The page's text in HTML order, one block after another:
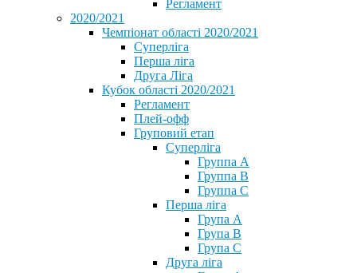
Регламент
2020/2021
Чемпіонат області 2020/2021
Суперліга
Перша ліга
Друга Ліга
Кубок області 2020/2021
Регламент
Плей-офф
Груповий етап
Суперліга
Группа A
Группа B
Группа C
Перша ліга
Група A
Група B
Група C
Друга ліга